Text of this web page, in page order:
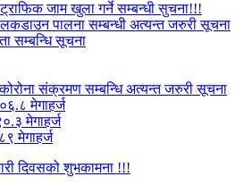
जाम खुला गर्ने सम्बन्धी सुचना!!!
लकडाउन पालना सम्बन्धी अत्यन्त जरुरी सूचना
सम्बन्धि सूचना
संक्रमण सम्बन्धि अत्यन्त जरुरी सूचना
मेगाहर्ज
मेगाहर्ज
मेगाहर्ज
दिवसको शुभकामना !!!